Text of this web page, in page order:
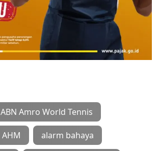
ABN Amro World Tennis
AHM alarm bahaya